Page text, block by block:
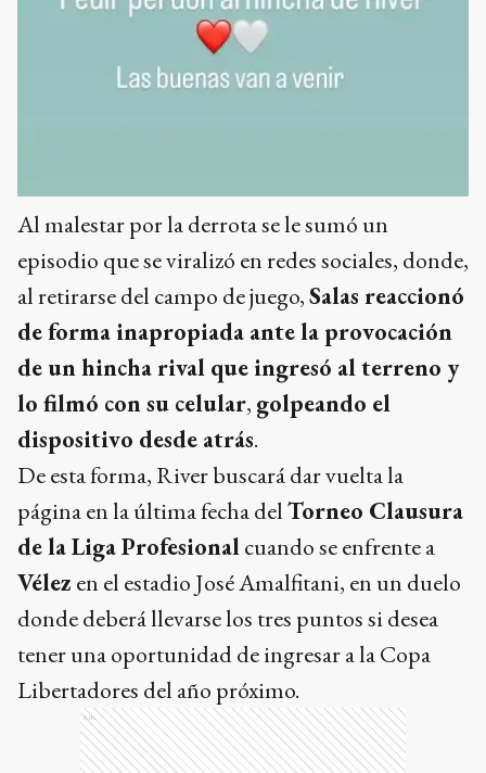
Al malestar por la derrota se le sumó un
episodio que se viralizó en redes sociales, donde,
al retirarse del campo de juego,Salas reaccionó
de forma inapropiada ante la provocación
de un hincha rival que ingresó al terreno y
lo filmó con su celular, golpeando el
dispositivo desde atrás.
De esta forma, River buscará dar vuelta la
página en la última fecha delTorneo Clausura
de la Liga Profesionalcuando se enfrente a
Vélez en el estadio José Amalfitani, en un duelo
donde deberá llevarse los tres puntos si desea
tener una oportunidad de ingresar a la Copa
Libertadores del año próximo.
Ads